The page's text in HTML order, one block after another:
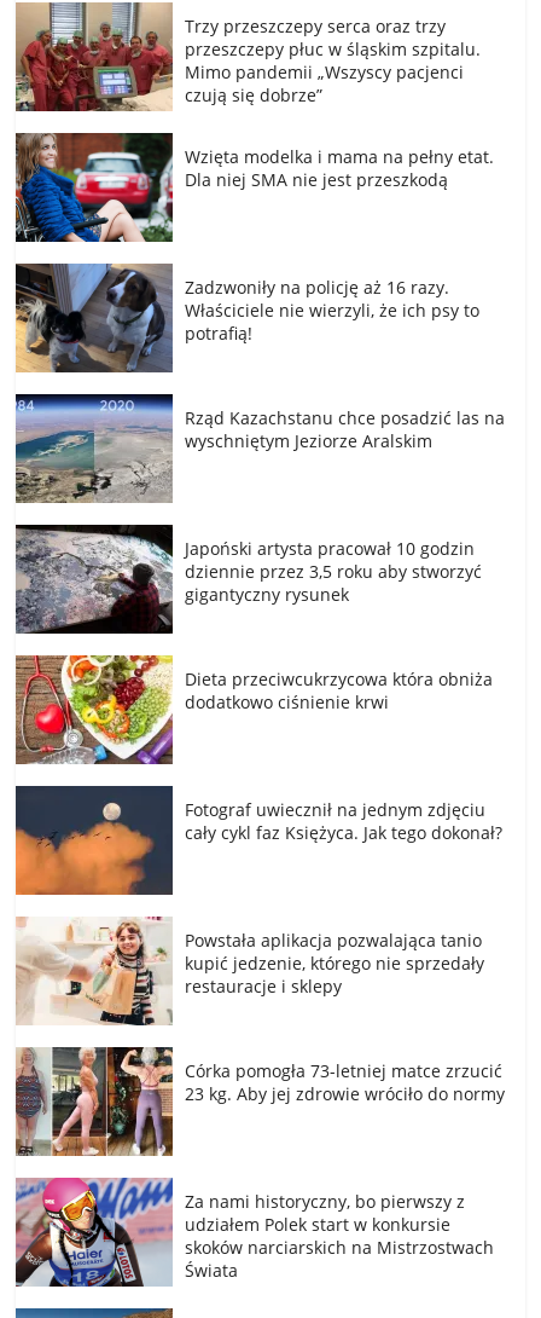
Trzy przeszczepy serca oraz trzy
przeszczepy płuc w śląskim szpitalu.
Mimo pandemii „Wszyscy pacjenci
czują się dobrze”
Wzięta modelka i mama na pełny etat.
Dla niej SMA nie jest przeszkodą
Zadzwoniły na policję aż 16 razy.
Właściciele nie wierzyli, że ich psy to
potrafią!
Rząd Kazachstanu chce posadzić las na
wyschniętym Jeziorze Aralskim
Japoński artysta pracował 10 godzin
dziennie przez 3,5 roku aby stworzyć
gigantyczny rysunek
Dieta przeciwcukrzycowa która obniża
dodatkowo ciśnienie krwi
Fotograf uwiecznił na jednym zdjęciu
cały cykl faz Księżyca. Jak tego dokonał?
Powstała aplikacja pozwalająca tanio
kupić jedzenie, którego nie sprzedały
restauracje i sklepy
Córka pomogła 73-letniej matce zrzucić
23 kg. Aby jej zdrowie wróciło do normy
Za nami historyczny, bo pierwszy z
udziałem Polek start w konkursie
skoków narciarskich na Mistrzostwach
Świata